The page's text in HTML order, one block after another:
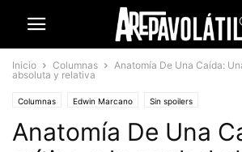
Inicio Columnas
Anatomía De Una Caída:
absoluta y relativa
Columnas Edwin Marcano Sin spoilers
Anatomía De Una